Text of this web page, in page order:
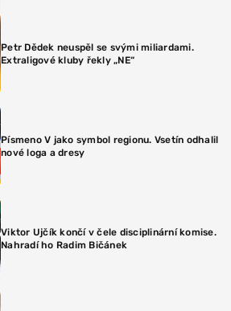
Petr Dědek neuspěl se svými miliardami.
Extraligové kluby řekly „NE“
Písmeno V jako symbol regionu. Vsetín odhalil
nové loga a dresy
Viktor Ujčík končí v čele disciplinární komise.
Nahradí ho Radim Bičánek